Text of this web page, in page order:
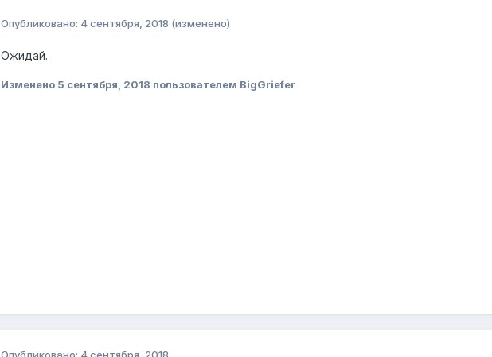
Опубликовано: 4 сентября, 2018 (изменено)
Ожидай.
Изменено 5 сентября, 2018 пользователем BigGriefer